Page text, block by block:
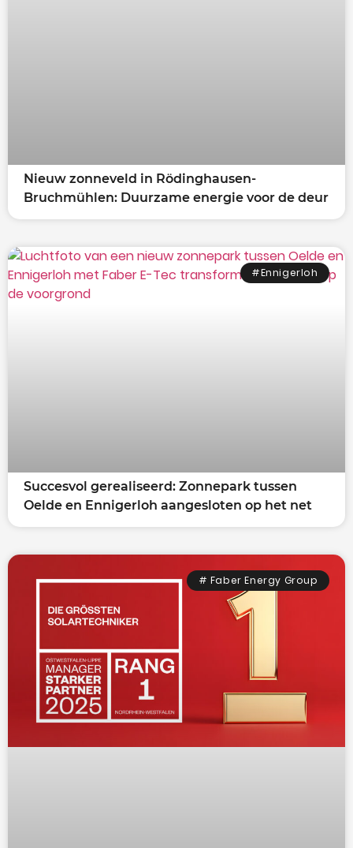
Nieuw zonneveld in Rödinghausen-
Bruchmühlen: Duurzame energie voor de deur
#Ennigerloh
Succesvol gerealiseerd: Zonnepark tussen
Oelde en Ennigerloh aangesloten op het net
# Faber Energy Group